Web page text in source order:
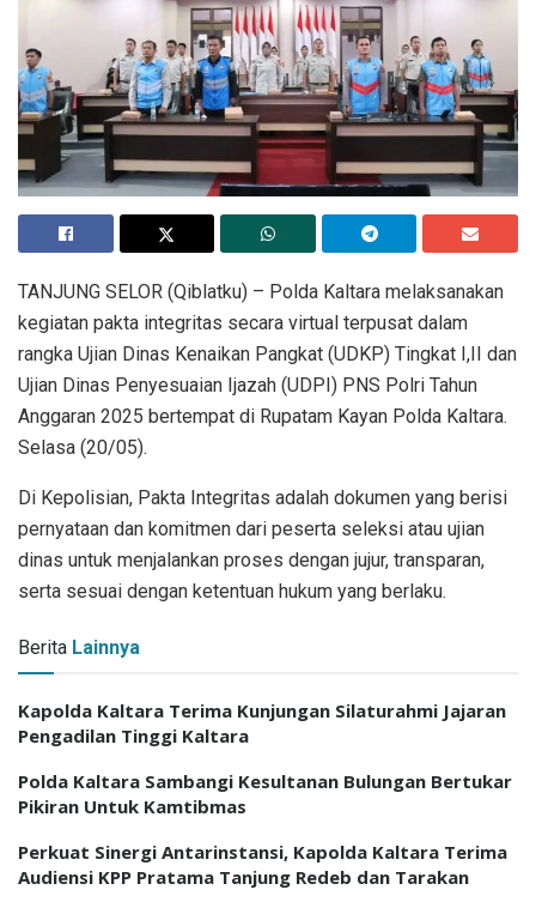
TANJUNG SELOR (Qiblatku) – Polda Kaltara melaksanakan
kegiatan pakta integritas secara virtual terpusat dalam
rangka Ujian Dinas Kenaikan Pangkat (UDKP) Tingkat I,II dan
Ujian Dinas Penyesuaian Ijazah (UDPI) PNS Polri Tahun
Anggaran 2025 bertempat di Rupatam Kayan Polda Kaltara.
Selasa (20/05).
Di Kepolisian, Pakta Integritas adalah dokumen yang berisi
pernyataan dan komitmen dari peserta seleksi atau ujian
dinas untuk menjalankan proses dengan jujur, transparan,
serta sesuai dengan ketentuan hukum yang berlaku.
Berita Lainnya
Kapolda Kaltara Terima Kunjungan Silaturahmi Jajaran
Pengadilan Tinggi Kaltara
Polda Kaltara Sambangi Kesultanan Bulungan Bertukar
Pikiran Untuk Kamtibmas
Perkuat Sinergi Antarinstansi, Kapolda Kaltara Terima
Audiensi KPP Pratama Tanjung Redeb dan Tarakan